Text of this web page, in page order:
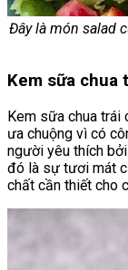
Đây là món salad
Kem sữa chua
Kem sữa chua
ưa chuộng vì có
người yêu thích
đó là sự tươi mát
chất cần thiết cho